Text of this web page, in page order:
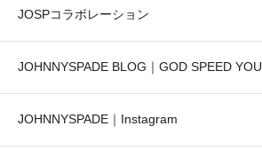
JOSPコラボレーション
JOHNNYSPADE BLOG｜GOD SPEED YOU
JOHNNYSPADE｜Instagram